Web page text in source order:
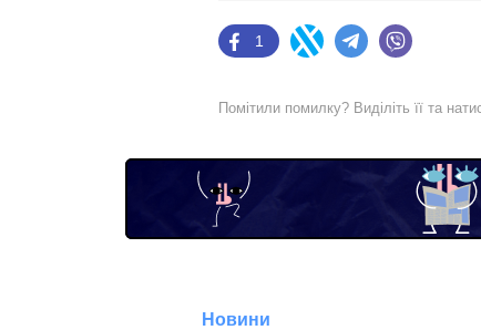
Facebook
1
Twitter Telegram
Помітили помилку? Виділіть її та
Новини